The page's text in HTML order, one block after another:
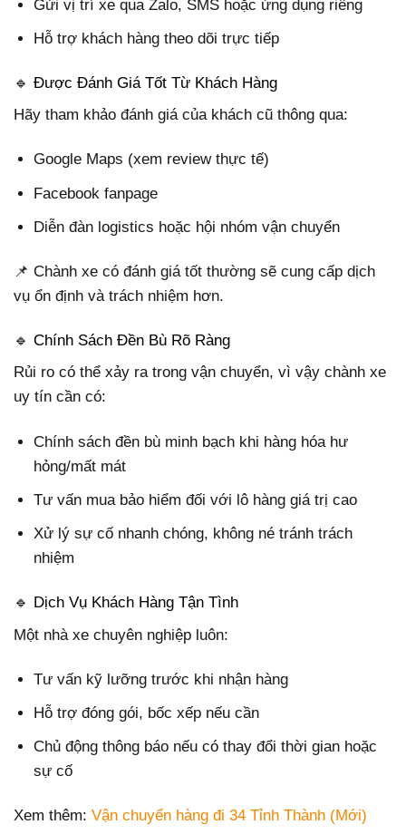
Gửi vị trí xe qua Zalo, SMS hoặc ứng dụng riêng
Hỗ trợ khách hàng theo dõi trực tiếp
🔹 Được Đánh Giá Tốt Từ Khách Hàng
Hãy tham khảo đánh giá của khách cũ thông qua:
Google Maps (xem review thực tế)
Facebook fanpage
Diễn đàn logistics hoặc hội nhóm vận chuyển
📌 Chành xe có đánh giá tốt thường sẽ cung cấp dịch
vụ ổn định và trách nhiệm hơn.
🔹 Chính Sách Đền Bù Rõ Ràng
Rủi ro có thể xảy ra trong vận chuyển, vì vậy chành xe
uy tín cần có:
Chính sách đền bù minh bạch khi hàng hóa hư
hỏng/mất mát
Tư vấn mua bảo hiểm đối với lô hàng giá trị cao
Xử lý sự cố nhanh chóng, không né tránh trách
nhiệm
🔹 Dịch Vụ Khách Hàng Tận Tình
Một nhà xe chuyên nghiệp luôn:
Tư vấn kỹ lưỡng trước khi nhận hàng
Hỗ trợ đóng gói, bốc xếp nếu cần
Chủ động thông báo nếu có thay đổi thời gian hoặc
sự cố
Xem thêm: Vận chuyển hàng đi 34 Tỉnh Thành (Mới)